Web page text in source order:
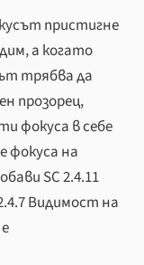
пристигне
а когато
трябва да
прозорец,
фокуса в себе
фокуса на
SC 2.4.11
Видимост на